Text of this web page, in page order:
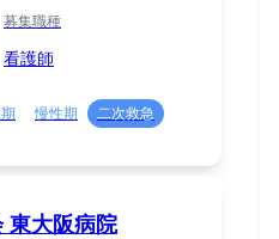
募集職種
看護師
慢性期
二次救急
東大阪病院